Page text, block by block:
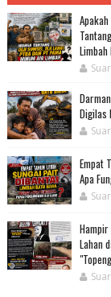
Digilas
Empat
Apa
Hampir
Lahan